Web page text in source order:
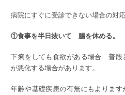
病院にすぐに受診できない場合の対
①食事を半日抜いて 腸を休める。
下痢をしても食欲がある場合 普段
が悪化する場合があります。
年齢や基礎疾患の有無にもよりま